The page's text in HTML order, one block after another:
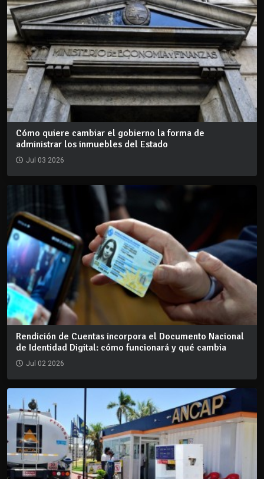
Cómo quiere cambiar el gobierno la forma de
administrar los inmuebles del Estado
Jul 03 2026
Rendición de Cuentas incorpora el Documento Nacional
de Identidad Digital: cómo funcionará y qué cambia
Jul 02 2026